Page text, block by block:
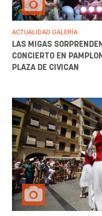
ACTUALIDAD GALERÍA
LAS MIGAS
CONCIERTO EN
PLAZA DE CIVICAN